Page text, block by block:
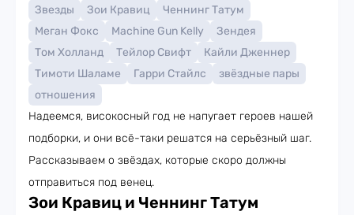
Звезды Зои Кравиц
Ченнинг Татум
Меган Фокс
Machine Gun Kelly
Зендея
Том Холланд
Тейлор Свифт
Кайли Дженнер
Тимоти Шаламе
Гарри Стайлс
звёздные пары
отношения
Надеемся, високосный год не напугает героев нашей
подборки, и они всё-таки решатся на серьёзный шаг.
Рассказываем о звёздах, которые скоро должны
отправиться под венец.
Зои Кравиц и Ченнинг Татум